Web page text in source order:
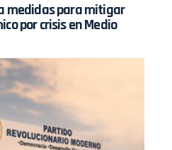
medidas para mitigar
por crisis en Medio